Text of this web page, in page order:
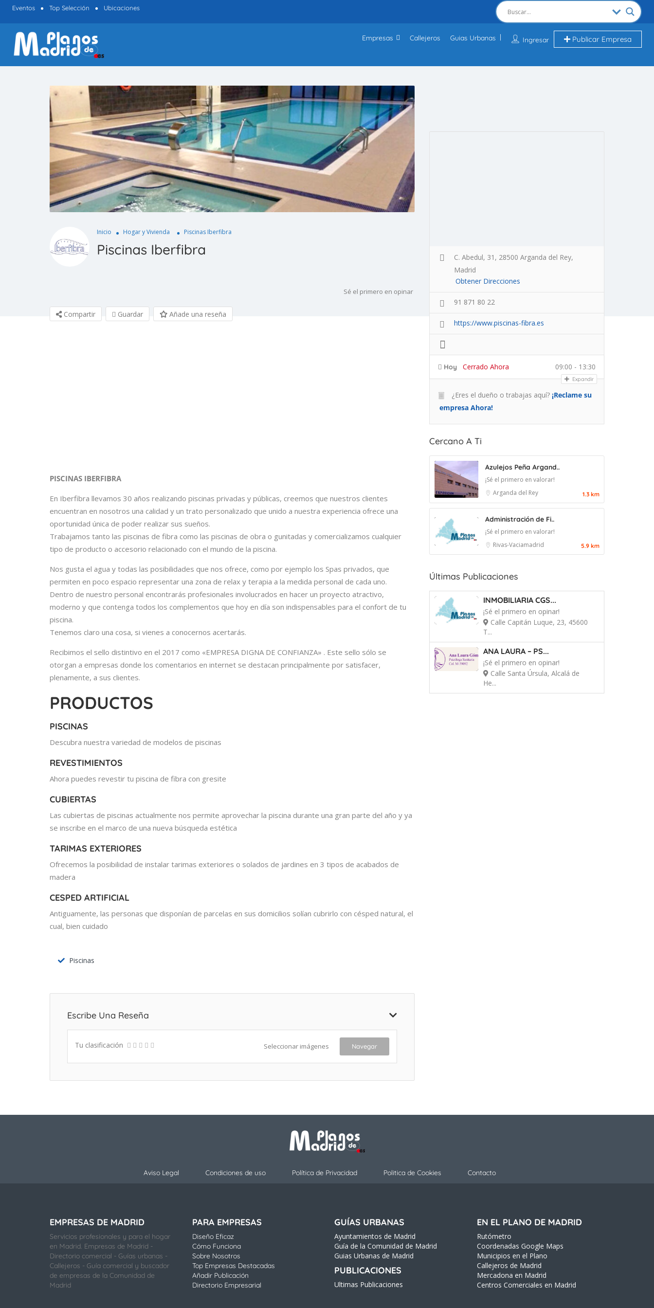
Eventos Top Selección Ubicaciones
Ingresar Publicar Empresa
Empresas Callejeros Guias Urbanas
Inicio Hogar y Vivienda Piscinas Iberfibra
Piscinas Iberfibra
Sé el primero en opinar
Compartir Guardar Añade una reseña
PISCINAS IBERFIBRA
En Iberfibra llevamos 30 años realizando piscinas privadas y públicas, creemos que nuestros clientes
encuentran en nosotros una calidad y un trato personalizado que unido a nuestra experiencia ofrece una
oportunidad única de poder realizar sus sueños.
Trabajamos tanto las piscinas de fibra como las piscinas de obra o gunitadas y comercializamos cualquier
tipo de producto o accesorio relacionado con el mundo de la piscina.
Nos gusta el agua y todas las posibilidades que nos ofrece, como por ejemplo los Spas privados, que
permiten en poco espacio representar una zona de relax y terapia a la medida personal de cada uno.
Dentro de nuestro personal encontrarás profesionales involucrados en hacer un proyecto atractivo,
moderno y que contenga todos los complementos que hoy en día son indispensables para el confort de tu
piscina.
Tenemos claro una cosa, si vienes a conocernos acertarás.
Recibimos el sello distintivo en el 2017 como «EMPRESA DIGNA DE CONFIANZA» . Este sello sólo se
otorgan a empresas donde los comentarios en internet se destacan principalmente por satisfacer,
plenamente, a sus clientes.
PRODUCTOS
PISCINAS
Descubra nuestra variedad de modelos de piscinas
REVESTIMIENTOS
Ahora puedes revestir tu piscina de fibra con gresite
CUBIERTAS
Las cubiertas de piscinas actualmente nos permite aprovechar la piscina durante una gran parte del año y ya
se inscribe en el marco de una nueva búsqueda estética
TARIMAS EXTERIORES
Ofrecemos la posibilidad de instalar tarimas exteriores o solados de jardines en 3 tipos de acabados de
madera
CESPED ARTIFICIAL
Antiguamente, las personas que disponían de parcelas en sus domicilios solían cubrirlo con césped natural, el
cual, bien cuidado
Piscinas
Escribe Una Reseña
Tu clasificación Seleccionar imágenes Navegar
C. Abedul, 31, 28500 Arganda del Rey,
Madrid
Obtener Direcciones
91 871 80 22
https://www.piscinas-fibra.es
Hoy Cerrado Ahora 09:00 - 13:30
Expandir
¿Eres el dueño o trabajas aquí? ¡Reclame su
empresa Ahora!
Cercano A Ti
Azulejos Peña Argand..
¡Sé el primero en valorar!
Arganda del Rey
1.3 km
Administración de Fi..
¡Sé el primero en valorar!
Rivas-Vaciamadrid
5.9 km
Últimas Publicaciones
INMOBILIARIA CGS...
¡Sé el primero en opinar!
Calle Capitán Luque, 23, 45600
T...
ANA LAURA – PS...
¡Sé el primero en opinar!
Calle Santa Úrsula, Alcalá de
He...
Aviso Legal Condiciones de uso Política de Privacidad Politica de Cookies Contacto
EMPRESAS DE MADRID
Servicios profesionales y para el hogar
en Madrid. Empresas de Madrid -
Directorio comercial - Guías urbanas -
Callejeros - Guía comercial y buscador
de empresas de la Comunidad de
Madrid
PARA EMPRESAS
Diseño Eficaz
Cómo Funciona
Sobre Nosotros
Top Empresas Destacadas
Añadir Publicación
Directorio Empresarial
GUÍAS URBANAS
Ayuntamientos de Madrid
Guía de la Comunidad de Madrid
Guias Urbanas de Madrid
PUBLICACIONES
Ultimas Publicaciones
EN EL PLANO DE MADRID
Rutómetro
Coordenadas Google Maps
Municipios en el Plano
Callejeros de Madrid
Mercadona en Madrid
Centros Comerciales en Madrid